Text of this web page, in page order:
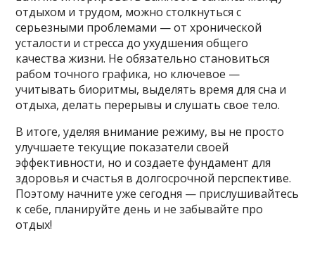
отдыхом и трудом, можно столкнуться с
серьезными проблемами — от хронической
усталости и стресса до ухудшения общего
качества жизни. Не обязательно становиться
рабом точного графика, но ключевое —
учитывать биоритмы, выделять время для сна и
отдыха, делать перерывы и слушать свое тело.
В итоге, уделяя внимание режиму, вы не просто
улучшаете текущие показатели своей
эффективности, но и создаете фундамент для
здоровья и счастья в долгосрочной перспективе.
Поэтому начните уже сегодня — прислушивайтесь
к себе, планируйте день и не забывайте про
отдых!